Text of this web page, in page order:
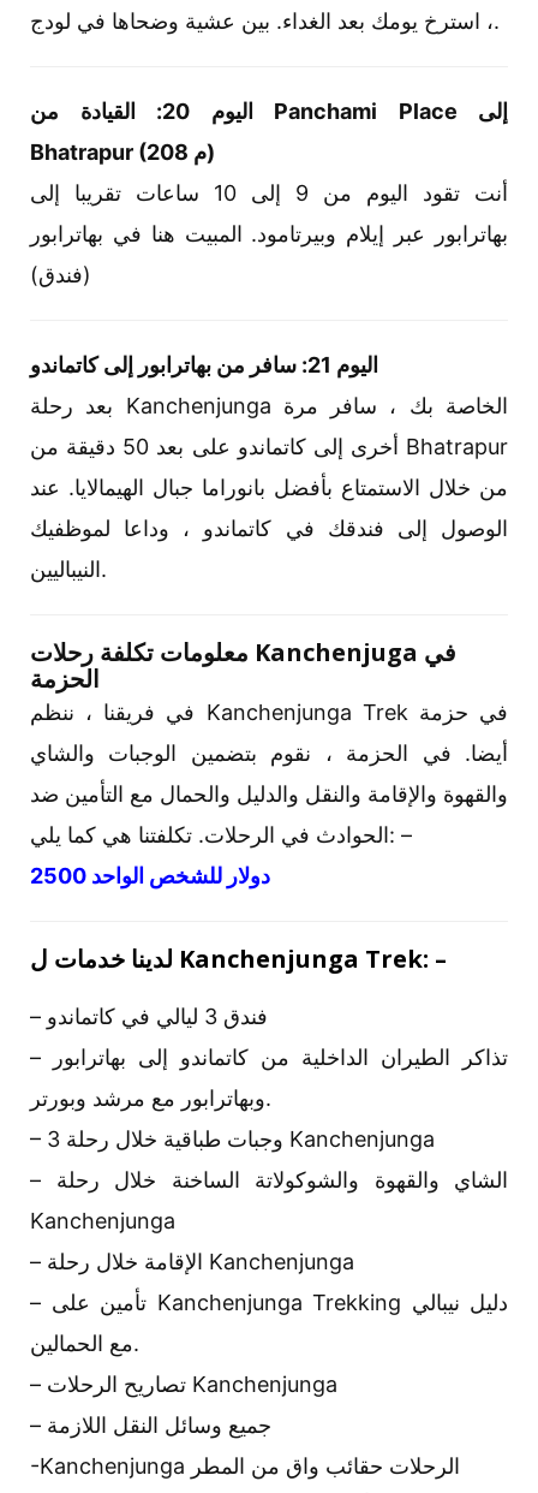
، استرخ يومك بعد الغداء. بين عشية وضحاها في لودج.
اليوم 20: القيادة من Panchami Place إلى
Bhatrapur (208 م)
أنت تقود اليوم من 9 إلى 10 ساعات تقريبا إلى
بهاترابور عبر إيلام وبيرتامود. المبيت هنا في بهاترابور
(فندق)
اليوم 21: سافر من بهاترابور إلى كاتماندو
بعد رحلة Kanchenjunga الخاصة بك ، سافر مرة
أخرى إلى كاتماندو على بعد 50 دقيقة من Bhatrapur
من خلال الاستمتاع بأفضل بانوراما جبال الهيمالايا. عند
الوصول إلى فندقك في كاتماندو ، وداعا لموظفيك
النيباليين.
معلومات تكلفة رحلات Kanchenjuga في
الحزمة
في فريقنا ، ننظم Kanchenjunga Trek في حزمة
أيضا. في الحزمة ، نقوم بتضمين الوجبات والشاي
والقهوة والإقامة والنقل والدليل والحمال مع التأمين ضد
الحوادث في الرحلات. تكلفتنا هي كما يلي: –
2500 دولار للشخص الواحد
لدينا خدمات ل Kanchenjunga Trek: –
– فندق 3 ليالي في كاتماندو
– تذاكر الطيران الداخلية من كاتماندو إلى بهاترابور
وبهاترابور مع مرشد وبورتر.
– 3 وجبات طباقية خلال رحلة Kanchenjunga
– الشاي والقهوة والشوكولاتة الساخنة خلال رحلة
Kanchenjunga
– الإقامة خلال رحلة Kanchenjunga
– تأمين على Kanchenjunga Trekking دليل نيبالي
مع الحمالين.
– تصاريح الرحلات Kanchenjunga
– جميع وسائل النقل اللازمة
-Kanchenjunga الرحلات حقائب واق من المطر